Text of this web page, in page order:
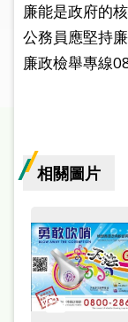
申
請
答
市
圖
網
廉能是政府的
公務員應堅持
廉政檢舉專線
相關圖片